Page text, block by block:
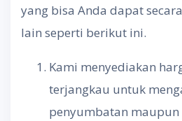
yang bisa Anda dapat
lain seperti berikut ini.
Kami menyediakan
terjangkau untuk
penyumbatan maupun